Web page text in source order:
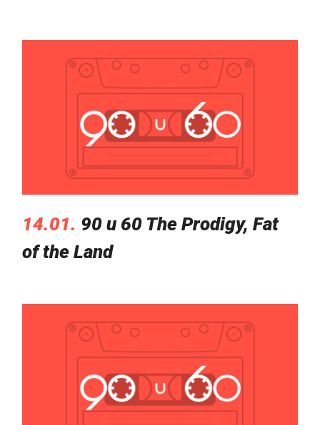
14.01. 90 u 60 The Prodigy, Fat
of the Land